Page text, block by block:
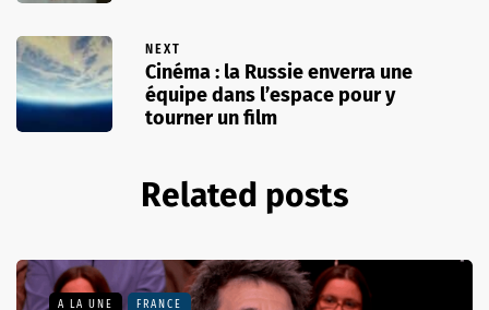
NEXT
Cinéma : la Russie enverra une
équipe dans l’espace pour y
tourner un film
Related posts
A LA UNE FRANCE